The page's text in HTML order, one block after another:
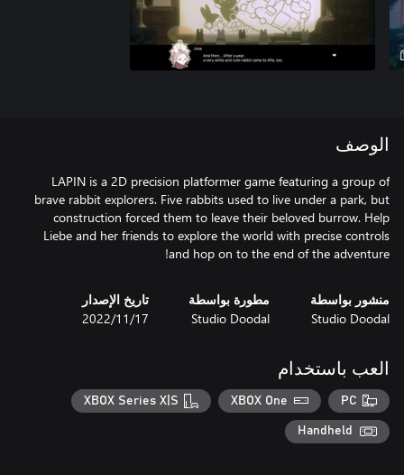
الوصف
LAPIN is a 2D precision platformer game featuring a group of
brave rabbit explorers. Five rabbits used to live under a park, but
construction forced them to leave their beloved burrow. Help
Liebe and her friends to explore the world with precise controls
and hop on to the end of the adventure!
منشور بواسطة
Studio Doodal
مطورة بواسطة
Studio Doodal
تاريخ الإصدار
17‏/11‏/2022
العب باستخدام
PC
XBOX One
XBOX Series X|S
Handheld